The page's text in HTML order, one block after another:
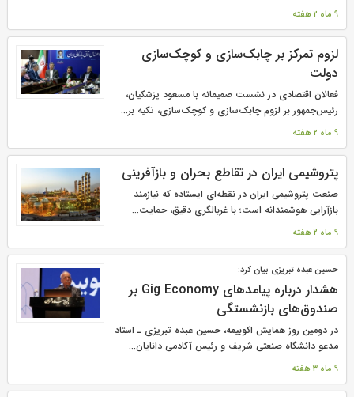
9 ماه 2 هفته
لزوم تمرکز بر چابک‌سازی و کوچک‌سازی
دولت
فعالان اقتصادی در نشست صمیمانه با مسعود پزشکیان،
رئیس‌جمهور بر لزوم چابک‌سازی و کوچک‌سازی، تکیه بر...
9 ماه 2 هفته
پتروشیمی ایران در تقاطع بحران و بازآفرینی
صنعت پتروشیمی ایران در نقطه‌ای ایستاده که نیازمند
بازآرایی هوشمندانه است؛ با غربالگری دقیق، حمایت...
9 ماه 2 هفته
حسین عبده تبریزی بیان کرد:
هشدار درباره پیامدهای Gig Economy بر
صندوق‌های بازنشستگی
در دومین روز همایش اکوبیمه، حسین عبده تبریزی ـ استاد
مدعو دانشگاه صنعتی شریف و رئیس آکادمی دانایان...
9 ماه 3 هفته